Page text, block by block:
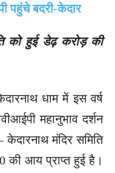
को हुई डेढ़ करोड़ की
धाम में इस वर्ष
महानुभाव दर्शन
मंदिर समिति
की आय प्राप्त हुई है।